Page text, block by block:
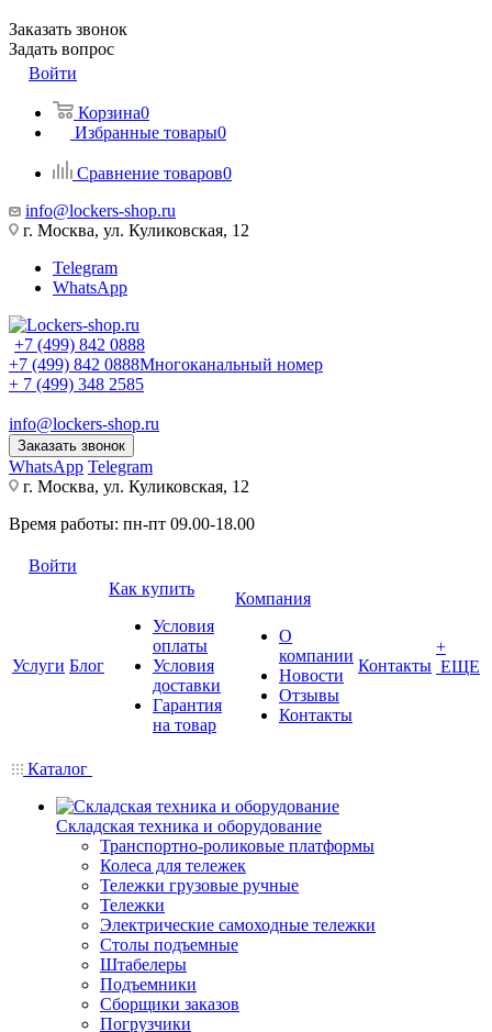
Заказать звонок
Задать вопрос
Войти
Корзина0
Избранные товары0
Сравнение товаров0
info@lockers-shop.ru
г. Москва, ул. Куликовская, 12
Telegram
WhatsApp
+7 (499) 842 0888
+7 (499) 842 0888Многоканальный номер
+ 7 (499) 348 2585
info@lockers-shop.ru
Заказать звонок
WhatsApp Telegram
г. Москва, ул. Куликовская, 12
Время работы: пн-пт 09.00-18.00
Войти
Услуги Блог
Как купить
Условия
оплаты
Условия
доставки
Гарантия
на товар
Компания
О
компании
Новости
Отзывы
Контакты
Контакты
+
ЕЩЕ
Каталог
Складская техника и оборудование
Транспортно-роликовые платформы
Колеса для тележек
Тележки грузовые ручные
Тележки
Электрические самоходные тележки
Столы подъемные
Штабелеры
Подъемники
Сборщики заказов
Погрузчики